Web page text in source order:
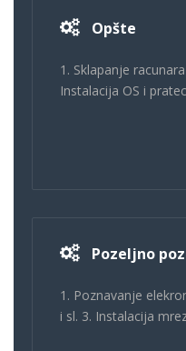
Opšte
1. Sklapanje
Instalacija OS i
Pozeljno
1. Poznavanje
i sl. 3. Instalacija